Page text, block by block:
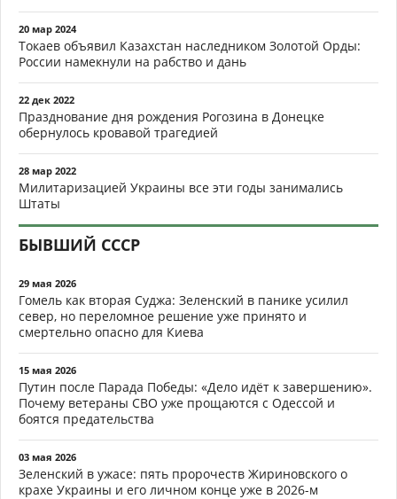
20 мар 2024
Токаев объявил Казахстан наследником Золотой Орды:
России намекнули на рабство и дань
22 дек 2022
Празднование дня рождения Рогозина в Донецке
обернулось кровавой трагедией
28 мар 2022
Милитаризацией Украины все эти годы занимались
Штаты
БЫВШИЙ СССР
29 мая 2026
Гомель как вторая Суджа: Зеленский в панике усилил
север, но переломное решение уже принято и
смертельно опасно для Киева
15 мая 2026
Путин после Парада Победы: «Дело идёт к завершению».
Почему ветераны СВО уже прощаются с Одессой и
боятся предательства
03 мая 2026
Зеленский в ужасе: пять пророчеств Жириновского о
крахе Украины и его личном конце уже в 2026-м